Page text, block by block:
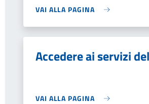
VAI ALLA PAGINA
Accedere ai servizi
VAI ALLA PAGINA